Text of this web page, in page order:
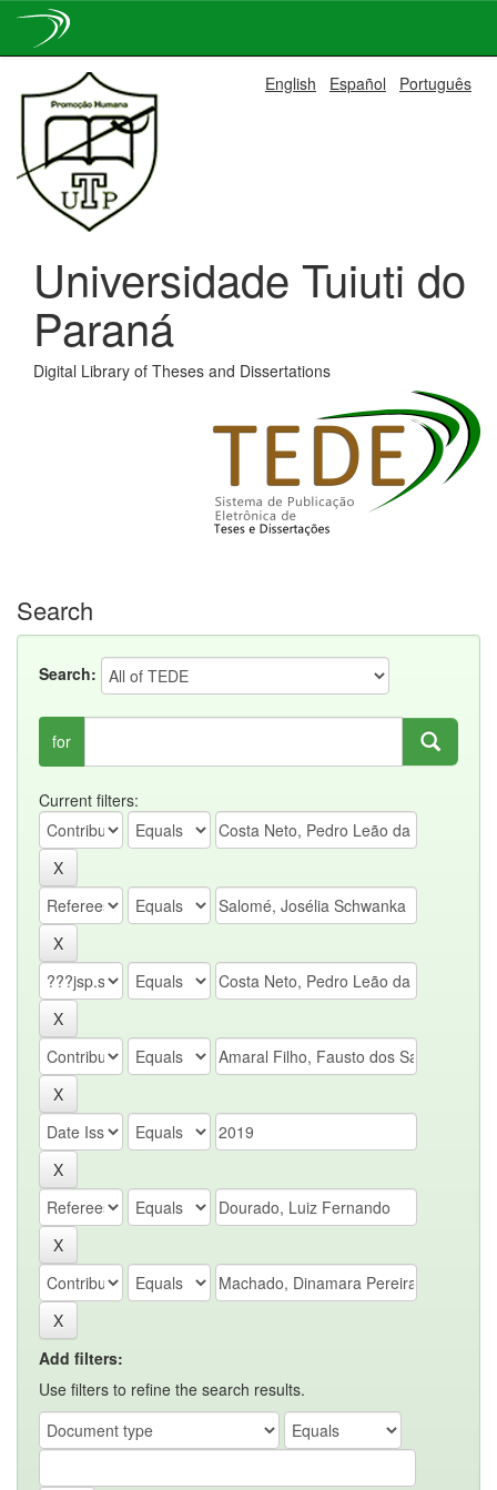
navigation
English Español Português
Universidade Tuiuti do
Paraná
Digital Library of Theses and Dissertations
Search
Search:
for
Current filters:
Add filters:
Use filters to refine the search results.